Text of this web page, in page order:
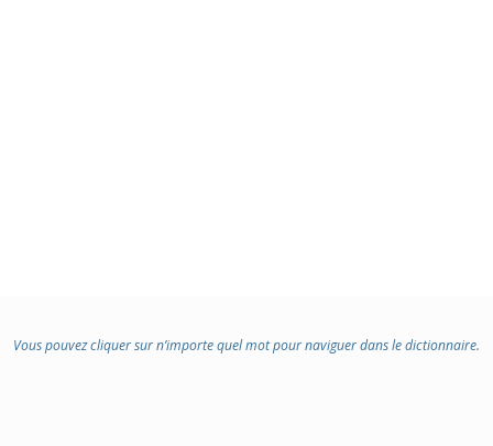
Vous pouvez cliquer sur n’importe quel mot pour naviguer dans le dictionnaire.